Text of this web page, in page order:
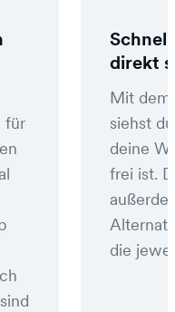
für
direkt
Mit dem
siehst
deine
frei ist.
die